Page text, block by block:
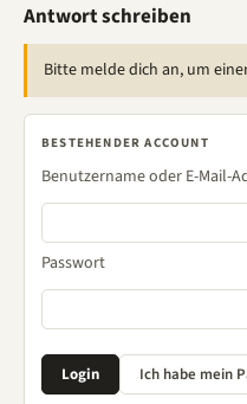
Antwort schreiben
Bitte melde dich an, um
BESTEHENDER ACCOUNT
Benutzername oder E-Mail-
Passwort